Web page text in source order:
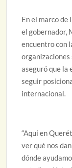
En el marco de
el gobernador,
encuentro con
aseguró que la
seguir
internacional.
“Aquí en
ver qué nos
dónde